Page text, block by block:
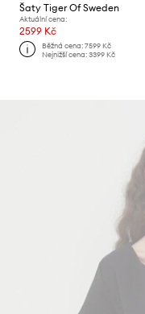
Šaty Tiger Of Sweden
Aktuální cena:
2599 Kč
Běžná cena:7599 Kč
Nejnižší cena:3399 Kč